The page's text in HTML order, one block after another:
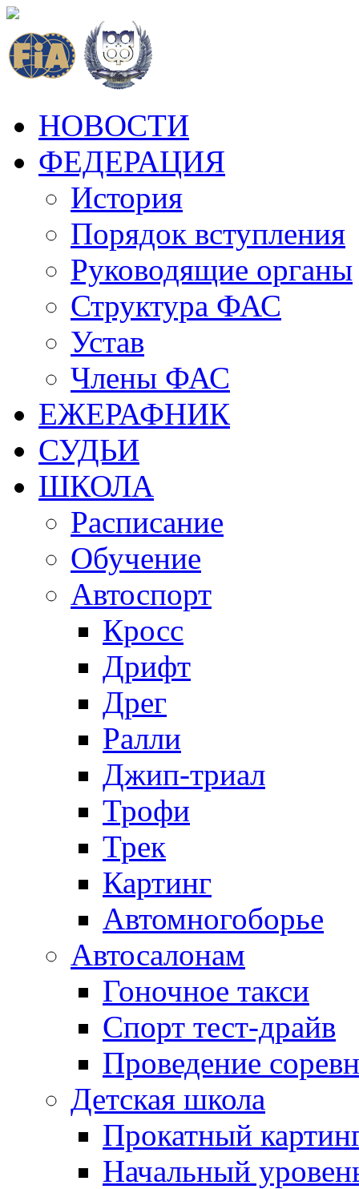
НОВОСТИ
ФЕДЕРАЦИЯ
История
Порядок вступления
Руководящие органы
Структура ФАС
Устав
Члены ФАС
ЕЖЕРАФНИК
СУДЬИ
ШКОЛА
Расписание
Обучение
Автоспорт
Кросс
Дрифт
Дрег
Ралли
Джип-триал
Трофи
Трек
Картинг
Автомногоборье
Автосалонам
Гоночное такси
Спорт тест-драйв
Проведение
Детская школа
Прокатный
Начальный